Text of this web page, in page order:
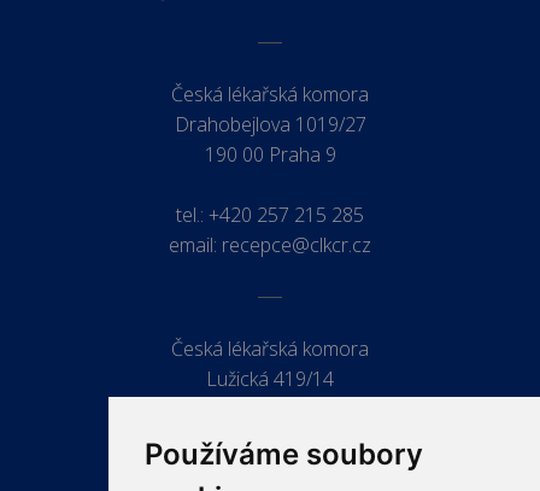
Používáme soubory
Česká lékařská komora
Drahobejlova 1019/27
190 00 Praha 9
tel.: +420 257 215 285
email: recepce@clkcr.cz
Česká lékařská komora
Lužická 419/14